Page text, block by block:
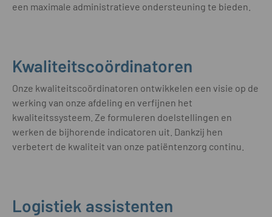
een maximale administratieve ondersteuning te bieden.
Kwaliteitscoördinatoren
Onze kwaliteitscoördinatoren ontwikkelen een visie op de
werking van onze afdeling en verfijnen het
kwaliteitssysteem. Ze formuleren doelstellingen en
werken de bijhorende indicatoren uit. Dankzij hen
verbetert de kwaliteit van onze patiëntenzorg continu.
Logistiek assistenten